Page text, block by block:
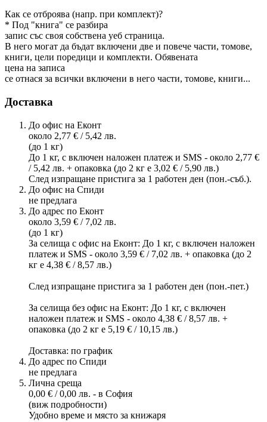
Как се отброява (напр. при комплект)?
* Под "книга" се разбира
запис със своя собствена уеб страница.
В него могат да бъдат включени две и повече части, томове,
книги, цели поредици и комплекти. Обявената
цена на записа
се отнася за всички включени в него части, томове, книги...
Доставка
До офис на Еконт
около 2,77 € / 5,42 лв.
(до 1 кг)
До 1 кг, с включен наложен платеж и SMS - около 2,77 €
/ 5,42 лв. + опаковка (до 2 кг е 3,02 € / 5,90 лв.)
След изпращане пристига за 1 работен ден (пон.-съб.).
До офис на Спиди
не предлага
До адрес по Еконт
около 3,59 € / 7,02 лв.
(до 1 кг)
За селища с офис на Еконт: До 1 кг, с включен наложен
платеж и SMS - около 3,59 € / 7,02 лв. + опаковка (до 2
кг е 4,38 € / 8,57 лв.)
След изпращане пристига за 1 работен ден (пон.-пет.)
За селища без офис на Еконт: До 1 кг, с включен
наложен платеж и SMS - около 4,38 € / 8,57 лв. +
опаковка (до 2 кг е 5,19 € / 10,15 лв.)
Доставка: по график
До адрес по Спиди
не предлага
Лична среща
0,00 € / 0,00 лв. - в София
(виж подробности)
Удобно време и място за книжаря